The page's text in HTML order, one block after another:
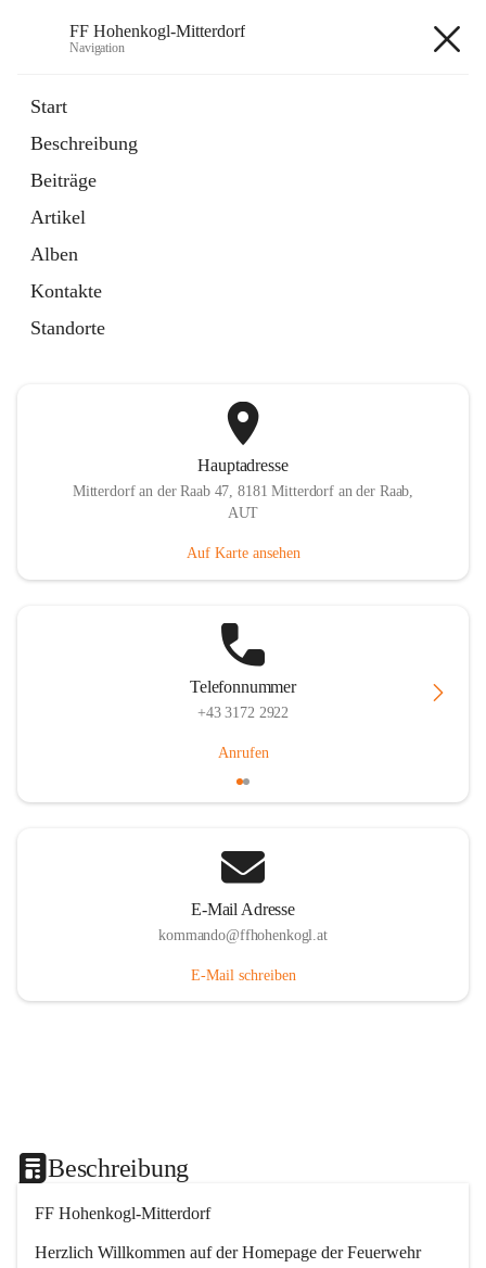
FF Hohenkogl-Mitterdorf
Navigation
Start
Beschreibung
Beiträge
Artikel
Alben
Kontakte
Standorte
Artikel
in
Tab
LLZ Einsatzübersicht
öffnet
in
neuem
Tab
Hauptadresse
Mitterdorf an der Raab 47, 8181 Mitterdorf an der Raab,
AUT
Auf Karte ansehen
Telefonnummer
+43 3172 2922
Anrufen
E-Mail Adresse
kommando@ffhohenkogl.at
E-Mail schreiben
Beschreibung
FF Hohenkogl-Mitterdorf
Herzlich Willkommen auf der Homepage der Feuerwehr